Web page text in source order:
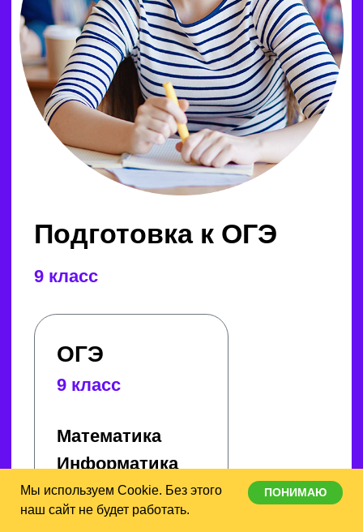
Английский язык
3—4 классы
Основная проблема, с которой
«фундамента» знаний и установки
на то, что английский язык — это
легко и увлекательно! На наших
занятиях дети не просто изучают
новые слова и грамматику,
Мы используем Cookie. Без этого
наш сайт не будет работать.
ПОНИМАЮ